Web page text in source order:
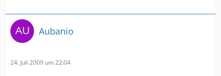
Aubanio
24. Juli 2009 um 22:04